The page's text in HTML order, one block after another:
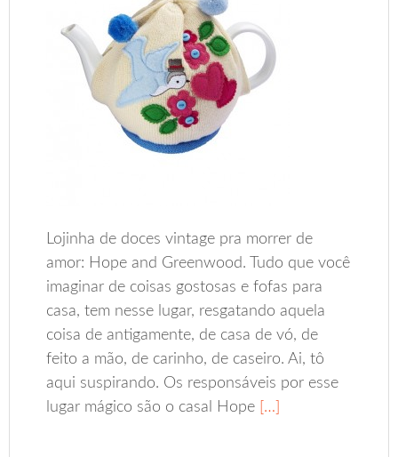
Lojinha de doces vintage pra morrer de
amor: Hope and Greenwood. Tudo que você
imaginar de coisas gostosas e fofas para
casa, tem nesse lugar, resgatando aquela
coisa de antigamente, de casa de vó, de
feito a mão, de carinho, de caseiro. Ai, tô
aqui suspirando. Os responsáveis por esse
lugar mágico são o casal Hope […]